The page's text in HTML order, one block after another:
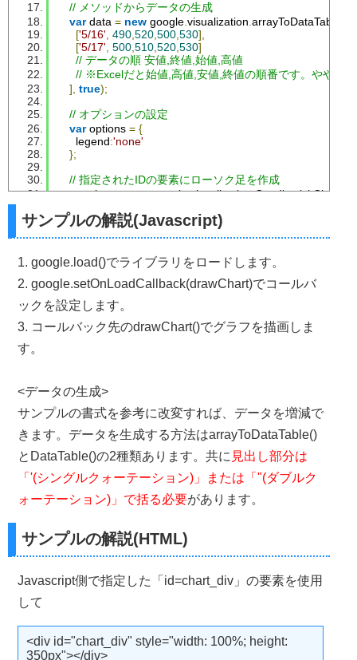
// メソッドからデータの生成
var data = new google.visualization.arrayToDataTable
['5/16', 490,520,500,530],
['5/17', 500,510,520,530]
// データの順 安値,終値,始値,高値
// ※Excelだと始値,高値,安値,終値の順番です。ややこ
], true);
// オプションの設定
var options = {
      legend
:'none'
};
// 指定されたIDの要素にローソク足を作成
var chart = new google.visualization.CandlestickChart
// グラフの描画
    chart
.draw(data, options);
</script>
</head>
<body>
<!--  グラフの描画エリア -->
width %; height : 350px
サンプルの解説(Javascript)
1. google.load()でライブラリをロードします。
2. google.setOnLoadCallback(drawChart)でコールバ
ックを設定します。
3. コールバック先のdrawChart()でグラフを描画しま
す。
<データの生成>
サンプルの書式を参考に改変すれば、データを増減で
きます。データを生成する方法はarrayToDataTable()
とDataTable()の2種類あります。共に 見出し部分は
「'(シングルクォーテーション)」または「"(ダブルク
ォーテーション)」で括る必要があります。
サンプルの解説(HTML)
Javascript側で指定した「id=chart_div」の要素を使用
して
<div id="chart_div" style="width: 100%; height:
350px"></div>